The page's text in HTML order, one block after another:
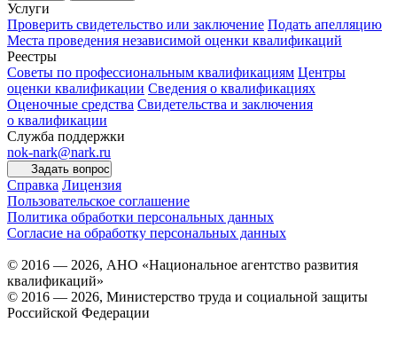
Услуги
Проверить свидетельство или заключение Подать апелляцию
Места проведения независимой оценки квалификаций
Реестры
Советы по профессиональным квалификациям Центры
оценки квалификации Сведения о квалификациях
Оценочные средства Свидетельства и заключения
о квалификации
Служба поддержки
nok-nark@nark.ru
Задать вопрос
Справка Лицензия
Пользовательское соглашение
Политика обработки персональных данных
Согласие на обработку персональных данных
© 2016 — 2026, АНО «Национальное агентство развития
квалификаций»
© 2016 — 2026, Министерство труда и социальной защиты
Российской Федерации